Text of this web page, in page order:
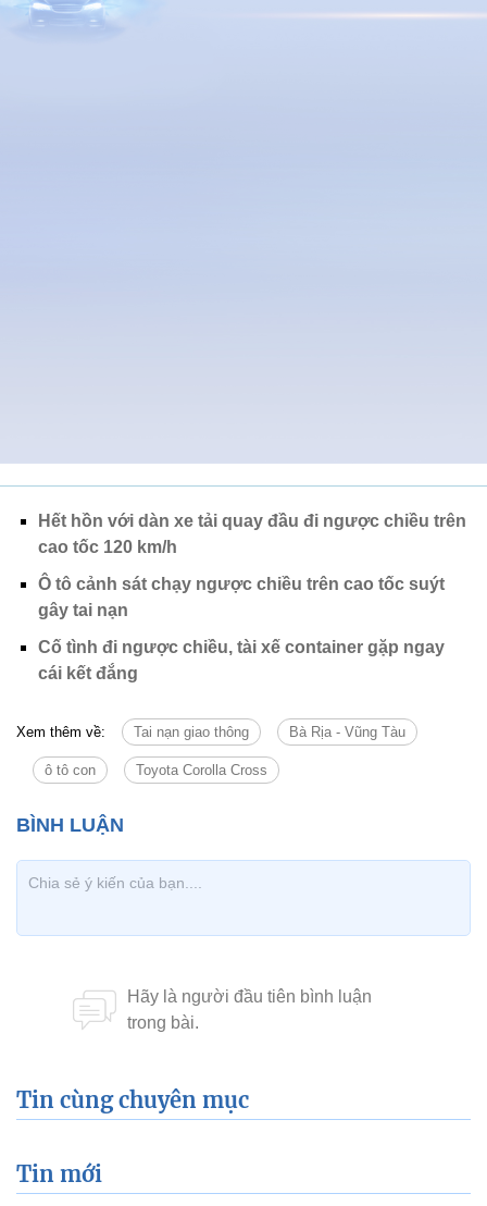
Hết hồn với dàn xe tải quay đầu đi ngược chiều trên
cao tốc 120 km/h
Ô tô cảnh sát chạy ngược chiều trên cao tốc suýt
gây tai nạn
Cố tình đi ngược chiều, tài xế container gặp ngay
cái kết đắng
Xem thêm về: Tai nạn giao thông Bà Rịa - Vũng Tàu
ô tô con Toyota Corolla Cross
Tin cùng chuyên mục
Tin mới